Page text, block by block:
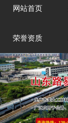
网站首页
荣誉资质